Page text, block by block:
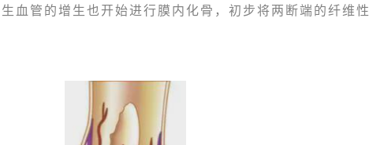
血管的增生也开始进行膜内化骨，初步将两断端的纤维性